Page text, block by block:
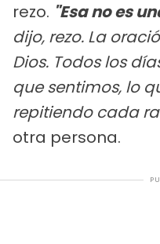
rezo. "Esa no es
dijo, rezo. La
Dios. Todos los
que sentimos, lo
repitiendo cada
otra persona.